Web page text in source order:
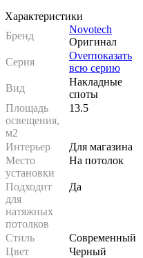
Характеристики
Бренд
Novotech
Оригинал
Серия
Overпоказать
всю серию
Вид
Накладные
споты
Площадь
освещения,
м2
13.5
Интерьер
Для магазина
Место
установки
На потолок
Подходит
для
натяжных
потолков
Да
Стиль
Современный
Цвет
Черный